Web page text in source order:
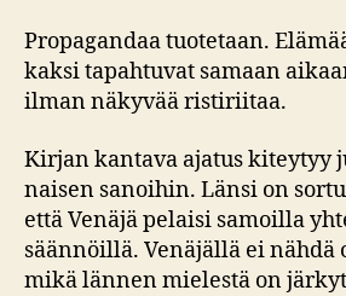
Propagandaa tuotetaan.
kaksi tapahtuvat samaan
ilman näkyvää ristiriitaa.
Kirjan kantava ajatus kiteytyy
naisen sanoihin. Länsi on
että Venäjä pelaisi samoilla
säännöillä. Venäjällä ei nähdä
mikä lännen mielestä on